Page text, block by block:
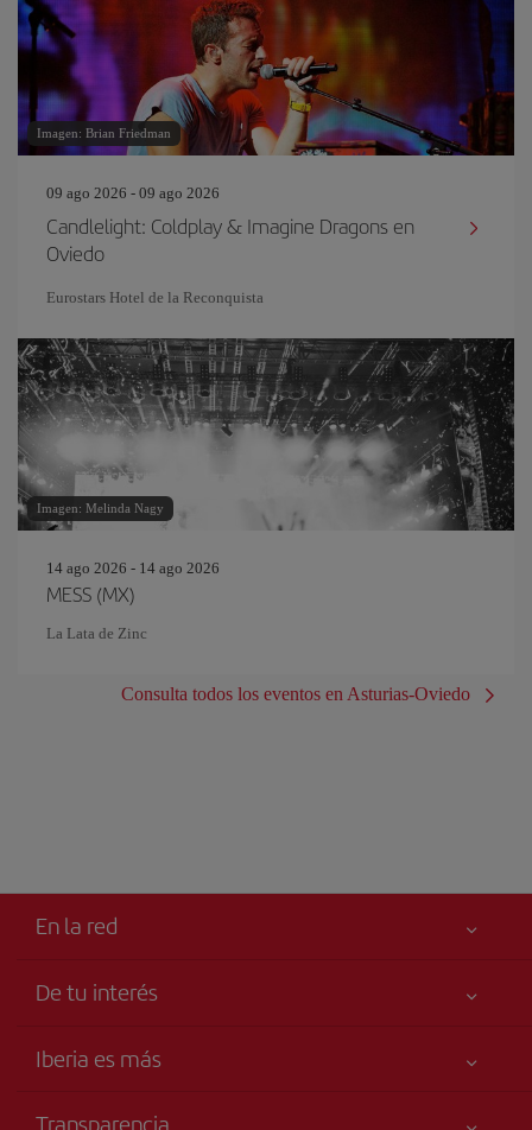
Imagen: Brian Friedman
09 ago 2026 - 09 ago 2026
Candlelight: Coldplay & Imagine Dragons en
Oviedo
Eurostars Hotel de la Reconquista
Imagen: Melinda Nagy
14 ago 2026 - 14 ago 2026
MESS (MX)
La Lata de Zinc
Consulta todos los eventos en Asturias-Oviedo
En la red
De tu interés
Tu seguridad es lo primero
Iberia es más